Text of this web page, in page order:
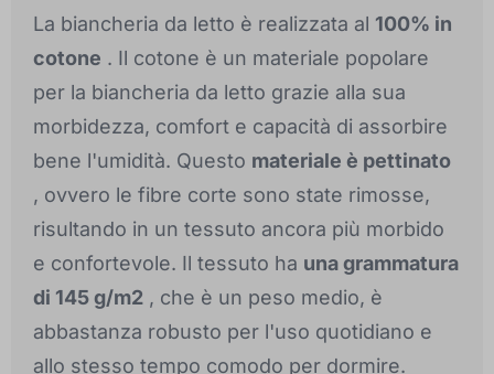
La biancheria da letto è realizzata al 100% in
cotone . Il cotone è un materiale popolare
per la biancheria da letto grazie alla sua
morbidezza, comfort e capacità di assorbire
bene l'umidità. Questo materiale è pettinato
, ovvero le fibre corte sono state rimosse,
risultando in un tessuto ancora più morbido
e confortevole. Il tessuto ha una grammatura
di 145 g/m2 , che è un peso medio, è
abbastanza robusto per l'uso quotidiano e
allo stesso tempo comodo per dormire.